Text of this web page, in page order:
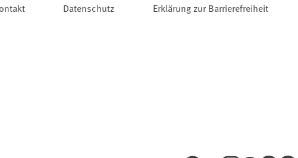
Datenschutz Erklärung zur Barrierefreiheit